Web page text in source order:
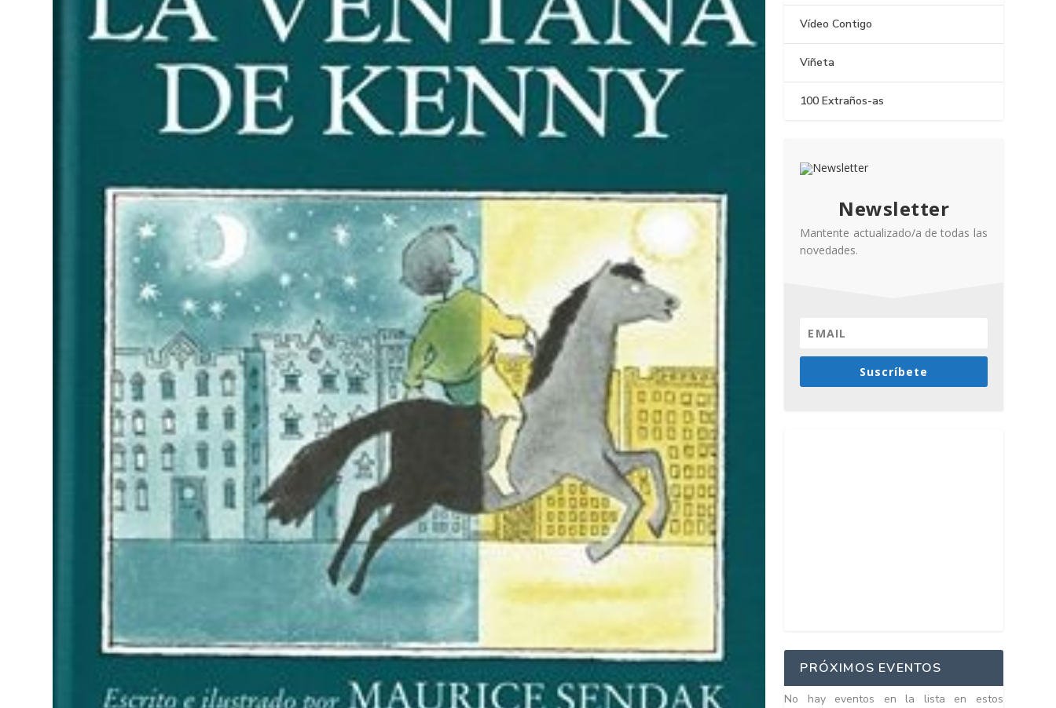
Vídeo Contigo
Viñeta
100 Extraños-as
Newsletter
Mantente actualizado/a de todas las
novedades.
Suscríbete
PRÓXIMOS EVENTOS
No hay eventos en la lista en estos